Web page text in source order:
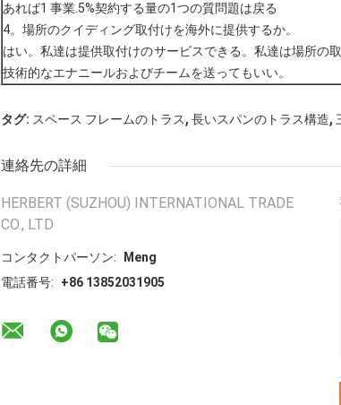
あれば1 事業.5%契約する量の1つの質問題は戻る
4。場所のクイディング取付けを海外に提供するか。
はい。私達は提供取付けのサービスできる。私達は場所の
技術的なエナニールおよびチームを送ってもいい。
タグ: スペース フレームのトラス, 長いスパンのトラス構造,
連絡先の詳細
HERBERT (SUZHOU) INTERNATIONAL TRADE
CO., LTD
コンタクトパーソン:
Meng
電話番号:
+86 13852031905